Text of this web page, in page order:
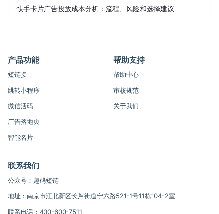
快手卡片广告投放成本分析：流程、风险和选择建议
产品功能
短链接
跳转小程序
微信活码
广告落地页
智能名片
帮助支持
帮助中心
审核规范
关于我们
联系我们
公众号：趣码短链
地址：南京市江北新区长芦街道宁六路521-1号11栋104-2室
联系电话：400-600-7511